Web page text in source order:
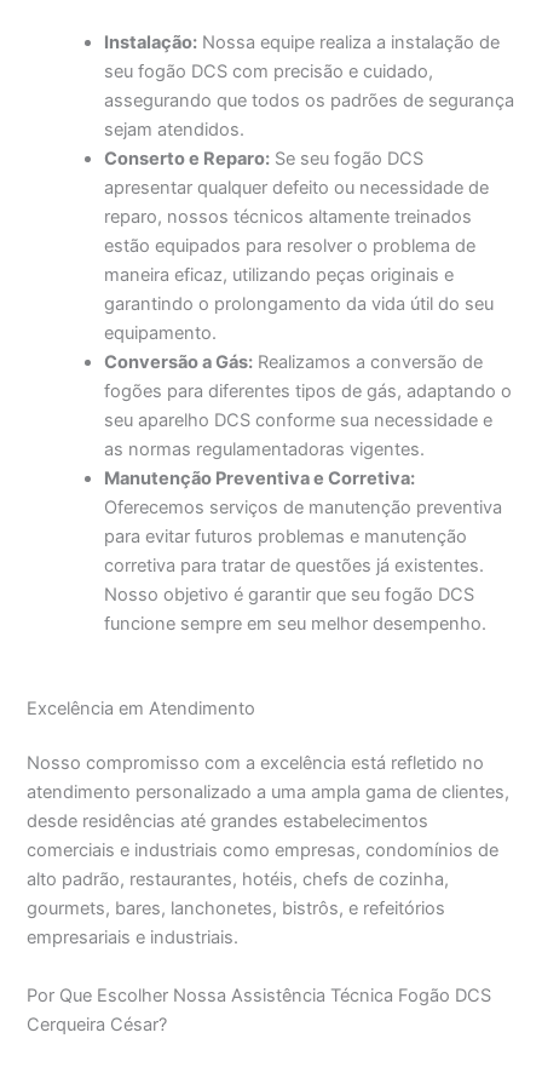
Instalação: Nossa equipe realiza a instalação de
seu fogão DCS com precisão e cuidado,
assegurando que todos os padrões de segurança
sejam atendidos.
Conserto e Reparo: Se seu fogão DCS
apresentar qualquer defeito ou necessidade de
reparo, nossos técnicos altamente treinados
estão equipados para resolver o problema de
maneira eficaz, utilizando peças originais e
garantindo o prolongamento da vida útil do seu
equipamento.
Conversão a Gás: Realizamos a conversão de
fogões para diferentes tipos de gás, adaptando o
seu aparelho DCS conforme sua necessidade e
as normas regulamentadoras vigentes.
Manutenção Preventiva e Corretiva:
Oferecemos serviços de manutenção preventiva
para evitar futuros problemas e manutenção
corretiva para tratar de questões já existentes.
Nosso objetivo é garantir que seu fogão DCS
funcione sempre em seu melhor desempenho.
Excelência em Atendimento
Nosso compromisso com a excelência está refletido no
atendimento personalizado a uma ampla gama de clientes,
desde residências até grandes estabelecimentos
comerciais e industriais como empresas, condomínios de
alto padrão, restaurantes, hotéis, chefs de cozinha,
gourmets, bares, lanchonetes, bistrôs, e refeitórios
empresariais e industriais.
Por Que Escolher Nossa Assistência Técnica Fogão DCS
Cerqueira César?